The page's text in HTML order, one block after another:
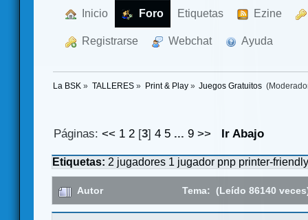
Inicio Foro Etiquetas Ezine
Registrarse Webchat Ayuda
La BSK » TALLERES» Print & Play» Juegos Gratuitos
Páginas:<< 1 2 [3]4 5 ...9 >> Ir Abajo
Etiquetas: 2 jugadores 1 jugador pnp printer-friendly
Autor Tema: (Leído 86140